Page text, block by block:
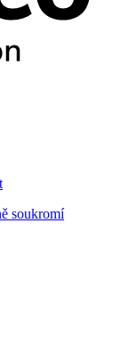
soukromí